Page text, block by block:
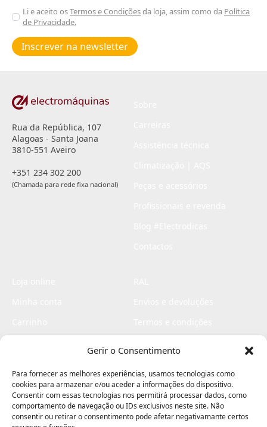
Gerir o Consentimento
Para fornecer as melhores experiências, usamos tecnologias como
cookies para armazenar e/ou aceder a informações do dispositivo.
Consentir com essas tecnologias nos permitirá processar dados, como
comportamento de navegação ou IDs exclusivos neste site. Não
consentir ou retirar o consentimento pode afetar negativamante certos
Aceitar
Poiticas
de
privacidade
Li e aceito osTermos e Condiçõesda loja, assim como da Política
de Privacidade.
Inscrever na newsletter
Rua da República, 107
Alagoas - Santa Joana
3810-551 Aveiro
+351 234 302 200
(Chamada para rede fixa nacional)
Livro de elogios